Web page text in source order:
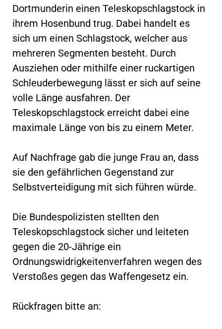
Dortmunderin einen Teleskopschlagstock in
ihrem Hosenbund trug. Dabei handelt es
sich um einen Schlagstock, welcher aus
mehreren Segmenten besteht. Durch
Ausziehen oder mithilfe einer ruckartigen
Schleuderbewegung lässt er sich auf seine
volle Länge ausfahren. Der
Teleskopschlagstock erreicht dabei eine
maximale Länge von bis zu einem Meter.
Auf Nachfrage gab die junge Frau an, dass
sie den gefährlichen Gegenstand zur
Selbstverteidigung mit sich führen würde.
Die Bundespolizisten stellten den
Teleskopschlagstock sicher und leiteten
gegen die 20-Jährige ein
Ordnungswidrigkeitenverfahren wegen des
Verstoßes gegen das Waffengesetz ein.
Rückfragen bitte an: